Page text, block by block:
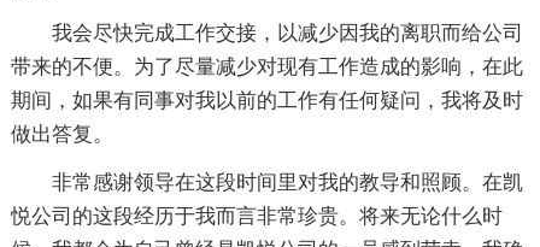
我会尽快完成工作交接，以减少因我的离职而给公司
带来的不便。为了尽量减少对现有工作造成的影响，在此
期间，如果有同事对我以前的工作有任何疑问，我将及时
做出答复。
非常感谢领导在这段时间里对我的教导和照顾。在凯
悦公司的这段经历于我而言非常珍贵。将来无论什么时